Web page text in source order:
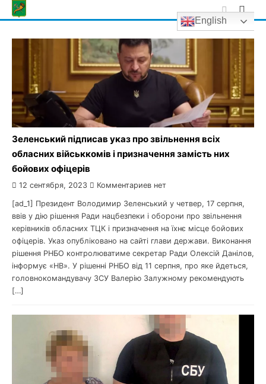
Skip
to
Зеленський підписав указ про звільнення всіх
обласних військкомів і призначення замість них
бойових офіцерів
12 сентября, 2023 Комментариев нет
[ad_1] Президент Володимир Зеленський у четвер, 17 серпня,
ввів у дію рішення Ради нацбезпеки і оборони про звільнення
керівників обласних ТЦК і призначення на їхнє місце бойових
офіцерів. Указ опубліковано на сайті глави держави. Виконання
рішення РНБО контролюватиме секретар Ради Олексій Данілов,
інформує «НВ». У рішенні РНБО від 11 серпня, про яке йдеться,
головнокомандувачу ЗСУ Валерію Залужному рекомендують
[…]
English